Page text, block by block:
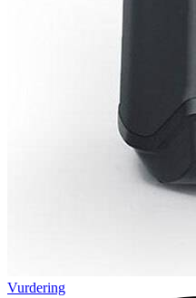
Vurdering